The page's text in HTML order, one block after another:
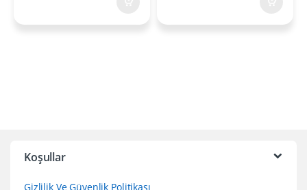
Koşullar
Gizlilik Ve Güvenlik Politikası